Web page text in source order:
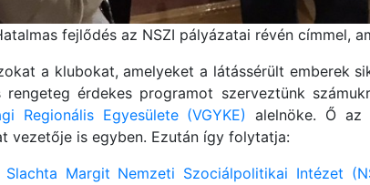
fejlődés az NSZI pályázatai révén címmel,
a klubokat, amelyeket a látássérült emberek
érdekes programot szerveztünk
Regionális Egyesülete (VGYKE) alelnöke. Ő az
vezetője is egyben. Ezután így folytatja:
Slachta Margit Nemzeti Szociálpolitikai Intézet